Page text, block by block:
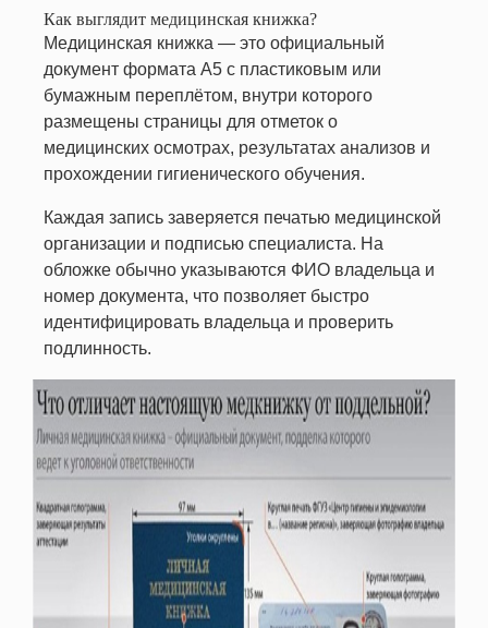
Как выглядит медицинская книжка?
Медицинская книжка — это официальный
документ формата А5 с пластиковым или
бумажным переплётом, внутри которого
размещены страницы для отметок о
медицинских осмотрах, результатах анализов и
прохождении гигиенического обучения.
Каждая запись заверяется печатью медицинской
организации и подписью специалиста. На
обложке обычно указываются ФИО владельца и
номер документа, что позволяет быстро
идентифицировать владельца и проверить
подлинность.